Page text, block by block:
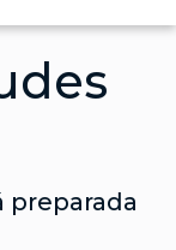
preparada